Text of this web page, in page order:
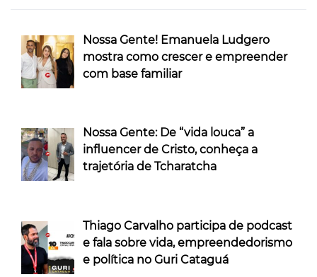
Nossa Gente! Emanuela Ludgero
mostra como crescer e empreender
com base familiar
Nossa Gente: De “vida louca” a
influencer de Cristo, conheça a
trajetória de Tcharatcha
Thiago Carvalho participa de podcast
e fala sobre vida, empreendedorismo
e política no Guri Cataguá